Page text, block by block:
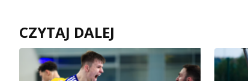
CZYTAJ DALEJ